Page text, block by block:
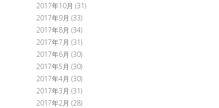
2017年10月 (31)
2017年9月 (33)
2017年8月 (34)
2017年7月 (31)
2017年6月 (30)
2017年5月 (30)
2017年4月 (30)
2017年3月 (31)
2017年2月 (28)